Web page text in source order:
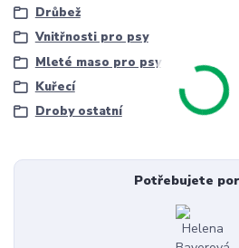
Drůbež
Vnitřnosti pro psy
Mleté maso pro psy
Kuřecí
Droby ostatní
Potřebujete